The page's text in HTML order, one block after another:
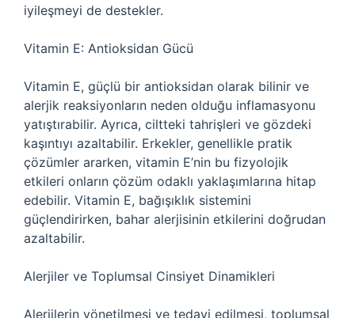
iyileşmeyi de destekler.
Vitamin E: Antioksidan Gücü
Vitamin E, güçlü bir antioksidan olarak bilinir ve
alerjik reaksiyonların neden olduğu inflamasyonu
yatıştırabilir. Ayrıca, ciltteki tahrişleri ve gözdeki
kaşıntıyı azaltabilir. Erkekler, genellikle pratik
çözümler ararken, vitamin E’nin bu fizyolojik
etkileri onların çözüm odaklı yaklaşımlarına hitap
edebilir. Vitamin E, bağışıklık sistemini
güçlendirirken, bahar alerjisinin etkilerini doğrudan
azaltabilir.
Alerjiler ve Toplumsal Cinsiyet Dinamikleri
Alerjilerin yönetilmesi ve tedavi edilmesi, toplumsal